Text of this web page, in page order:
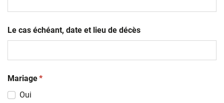
Le cas échéant, date et lieu de décès
Mariage(obligatoire)
*
Oui